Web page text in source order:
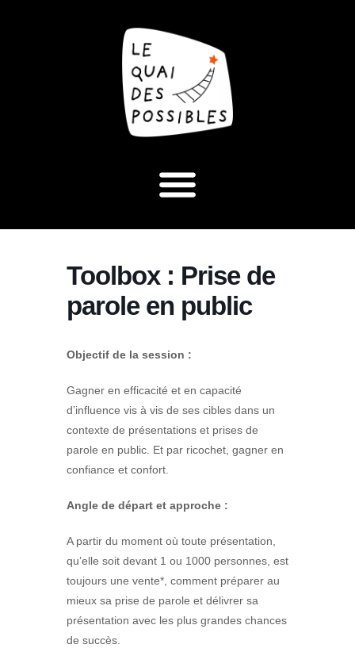
Toolbox : Prise de
parole en public
Objectif de la session :
Gagner en efficacité et en capacité
d’influence vis à vis de ses cibles dans un
contexte de présentations et prises de
parole en public. Et par ricochet, gagner en
confiance et confort.
Angle de départ et approche :
A partir du moment où toute présentation,
qu’elle soit devant 1 ou 1000 personnes, est
toujours une vente*, comment préparer au
mieux sa prise de parole et délivrer sa
présentation avec les plus grandes chances
de succès.